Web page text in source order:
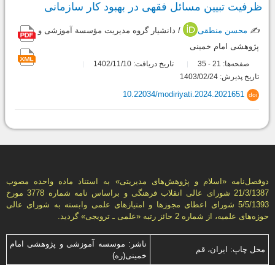
ظرفیت تبیین مسائل فقهی در بهبود کار سازمانی
✍️ محسن منطقی
/ دانشیار گروه مدیریت مؤسسة آموزشی و
پژوهشی امام خمینی
صفحه‌ها: 21
-
تاریخ دریافت: 1402/11/10
تاریخ پذیرش: 1403/02/24
doi
10.22034/modiriyati.2024.2021651
دوفصل‌نامه «اسلام و پژوهش‌های مديريتی» به استناد ماده واحده مصوب
21/3/1387 شورای عالی انقلاب فرهنگی و براساس نامه شماره 3778 مورخ
5/5/1393 شورای اعطای مجوزها و امتيازهای علمی وابسته به شورای عالی
حوزه‌های علميه، از شماره 2 حائز رتبه «علمی ـ ترويجی» گرديد.
محل چاپ: ایران، قم
ناشر: موسسه آموزشی و پژوهشی امام
خمینی(ره)